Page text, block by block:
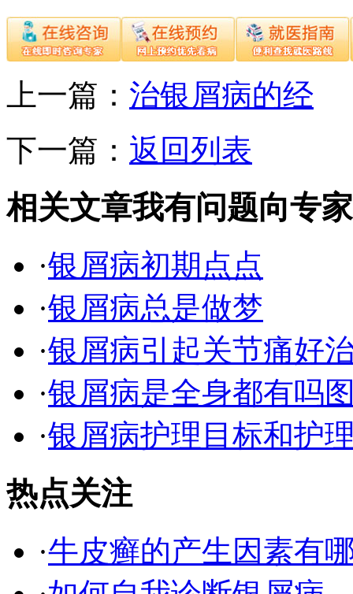
上一篇： 治银屑病的经
下一篇： 返回列表
相关文章我有问题向专
·银屑病初期点点
·银屑病总是做梦
·银屑病引起关节痛好
·银屑病是全身都有吗
·银屑病护理目标和护
热点关注
·牛皮癣的产生因素有